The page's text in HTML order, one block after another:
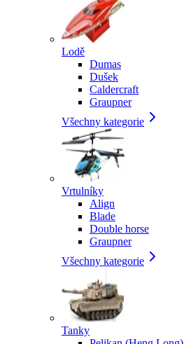
Lodě
Dumas
Dušek
Caldercraft
Graupner
Všechny kategorie
Vrtulníky
Align
Blade
Double horse
Graupner
Všechny kategorie
Tanky